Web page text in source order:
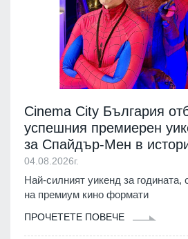
Cinema City България
успешния премиерен
за Спайдър-Мен в
04.08.2026г.
Най-силният уикенд за годината,
на премиум кино формати
ПРОЧЕТЕТЕ ПОВЕЧЕ